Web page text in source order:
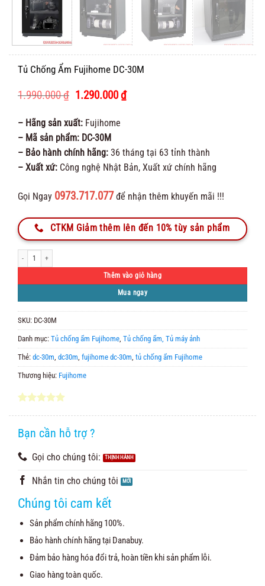
Tủ Chống Ẩm Fujihome DC-30M
1.990.000₫ Giá
là:
1.990.000 ₫.
1.290.000₫Giá
– Hãng sản xuất: Fujihome
– Mã sản phẩm: DC-30M
– Bảo hành chính hãng: 36 tháng tại 63 tỉnh thành
– Xuất xứ: Công nghệ Nhật Bản, Xuất xứ chính hãng
Gọi Ngay 0973.717.077 để nhận thêm khuyến mãi !!!
CTKM Giảm thêm lên đến 10% tùy sản phẩm
Tủ Chống Ẩm Fujihome DC-30M số lượng
Thêm vào giỏ hàng
Mua ngay
SKU: DC-30M
Danh mục: Tủ chống ẩm Fujihome, Tủ chống ẩm, Tủ máy ảnh
Thẻ: dc-30m, dc30m, fujihome dc-30m, tủ chống ẩm Fujihome
Thương hiệu: Fujihome
đánh giá
Bạn cần hỗ trợ ?
Gọi cho chúng tôi:
Nhắn tin cho chúng tôi
Chúng tôi cam kết
Sản phẩm chính hãng 100%.
Bảo hành chính hãng tại Danabuy.
Đảm bảo hàng hóa đổi trả, hoàn tiền khi sản phẩm lỗi.
Giao hàng toàn quốc.